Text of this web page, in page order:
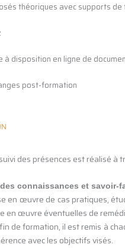
théoriques avec supports
à disposition en ligne de
post-formation
des présences est réalisé à
connaissances et savoir-
en œuvre de cas pratiques,
en œuvre éventuelles de
de formation, il est remis à
avec les objectifs visés.